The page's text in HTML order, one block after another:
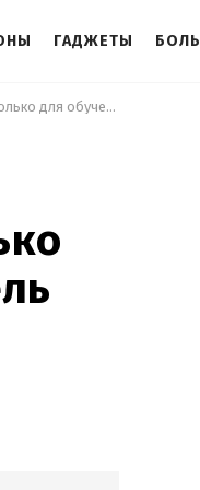
ГАДЖЕТЫ
Подростки больше не используют чат-боты только для обучения, но новая цель пугает